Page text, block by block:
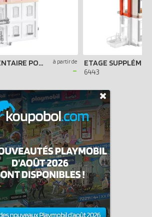
ETAGE SUPPLÉMENTAIRE POUR MAISON TRADITIONNELLE à partir de
- 6443